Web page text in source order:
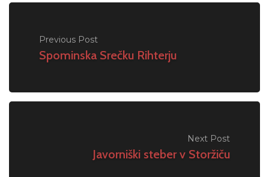
Previous Post
Spominska Srečku Rihterju
Next Post
Javorniški steber v Storžiču